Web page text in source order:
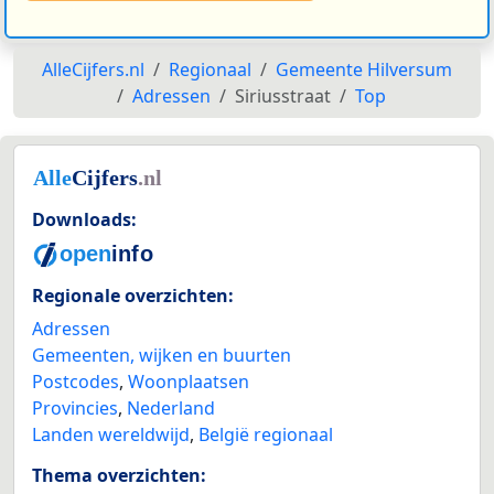
AlleCijfers.nl Regionaal
Gemeente Hilversum
Adressen
Siriusstraat Top
Downloads:
Regionale overzichten:
Adressen
Gemeenten, wijken en buurten
Postcodes, Woonplaatsen
Provincies, Nederland
Landen wereldwijd, België regionaal
Thema overzichten: